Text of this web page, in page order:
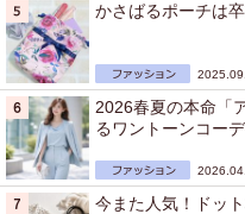
かさばるポーチは
2026春夏の本命「
るワントーンコー
今また人気！ドッ